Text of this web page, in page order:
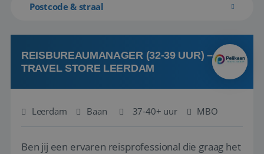
Postcode & straal
REISBUREAUMANAGER (32-39 UUR) –
TRAVEL STORE LEERDAM
Leerdam Baan 37-40+ uur MBO
Ben jij een ervaren reisprofessional die graag het